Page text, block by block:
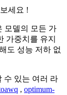
세요 !
모델의 모든 가
가중치를 유지
도 성능 저하 없
수 있는 여러 라
, optimum-